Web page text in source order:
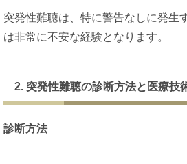
突発性難聴は、特に警告なしに発生
は非常に不安な経験となります。
2. 突発性難聴の診断方法と医療技
診断方法